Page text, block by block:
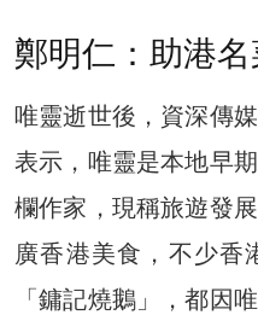
鄭明仁：助港
唯靈逝世後，資深傳
表示，唯靈是本地早
欄作家，現稱旅遊發
廣香港美食，不少香
「鏞記燒鵝」，都因